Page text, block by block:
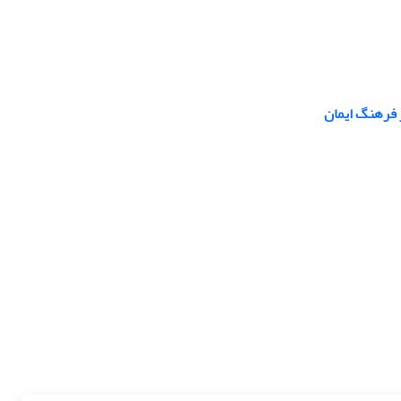
فرهنگ ایمان